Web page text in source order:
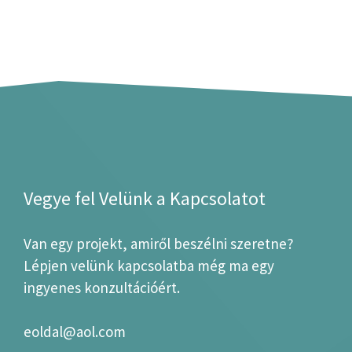
Vegye fel Velünk a Kapcsolatot
Van egy projekt, amiről beszélni szeretne?
Lépjen velünk kapcsolatba még ma egy
ingyenes konzultációért.
eoldal@aol.com